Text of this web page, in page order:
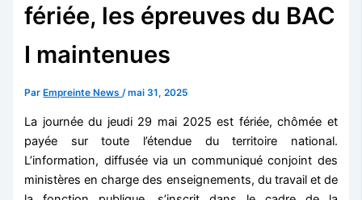
fériée, les épreuves du BAC
I maintenues
Par Empreinte News/mai 31, 2025
La journée du jeudi 29 mai 2025 est fériée, chômée et
payée sur toute l’étendue du territoire national.
L’information, diffusée via un communiqué conjoint des
ministères en charge des enseignements, du travail et de